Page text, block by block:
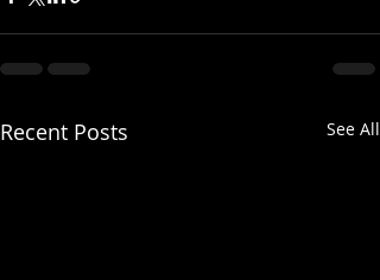
Recent Posts See All